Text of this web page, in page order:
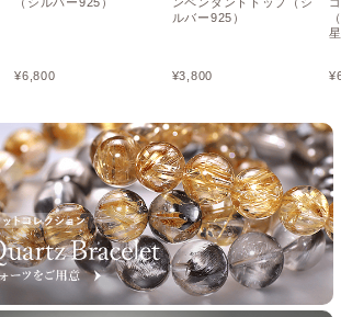
¥6,800
ルバー925）
¥3,800 ¥